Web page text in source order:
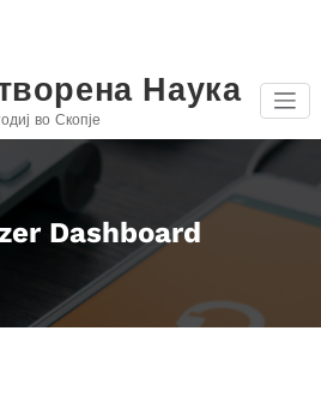
Наука
во Скопје
Dashboard